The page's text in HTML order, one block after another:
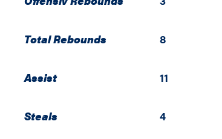
Total Rebounds 8
Assist 11
Steals 4